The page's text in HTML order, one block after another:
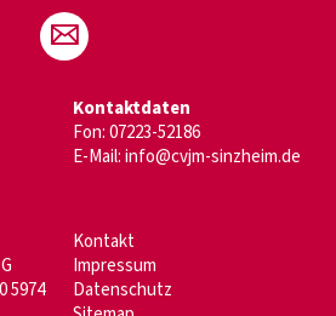
Kontaktdaten
Fon: 07223-52186
E-Mail:info@cvjm-sinzheim.de
5974
Kontakt
Impressum
Datenschutz